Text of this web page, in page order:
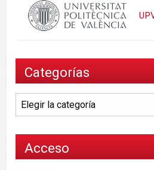
Categorías
Categorías
Acceso